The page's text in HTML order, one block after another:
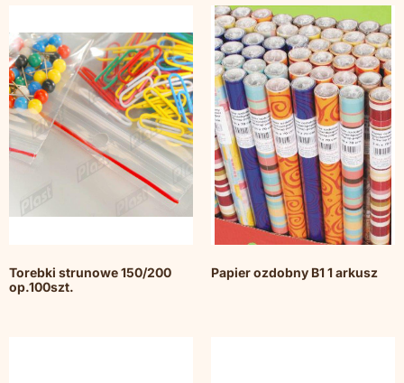
Torebki strunowe 150/200
op.100szt.
Papier ozdobny B1 1 arkusz